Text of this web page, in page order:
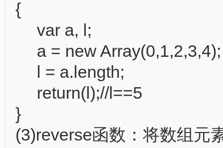
{
var a, l;
a = new Array(0,1,2,3,4);
l = a.length;
return(l);//l==5
}
(3)reverse函数：将数组元